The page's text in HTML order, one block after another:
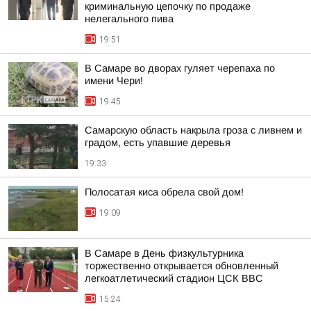
криминальную цепочку по продаже
нелегального пива
19:51
В Самаре во дворах гуляет черепаха по
имени Чери!
19:45
Самарскую область накрыла гроза с ливнем и
градом, есть упавшие деревья
19:33
Полосатая киса обрела свой дом!
19:09
В Самаре в День физкультурника
торжественно открывается обновленный
легкоатлетический стадион ЦСК ВВС
15:24